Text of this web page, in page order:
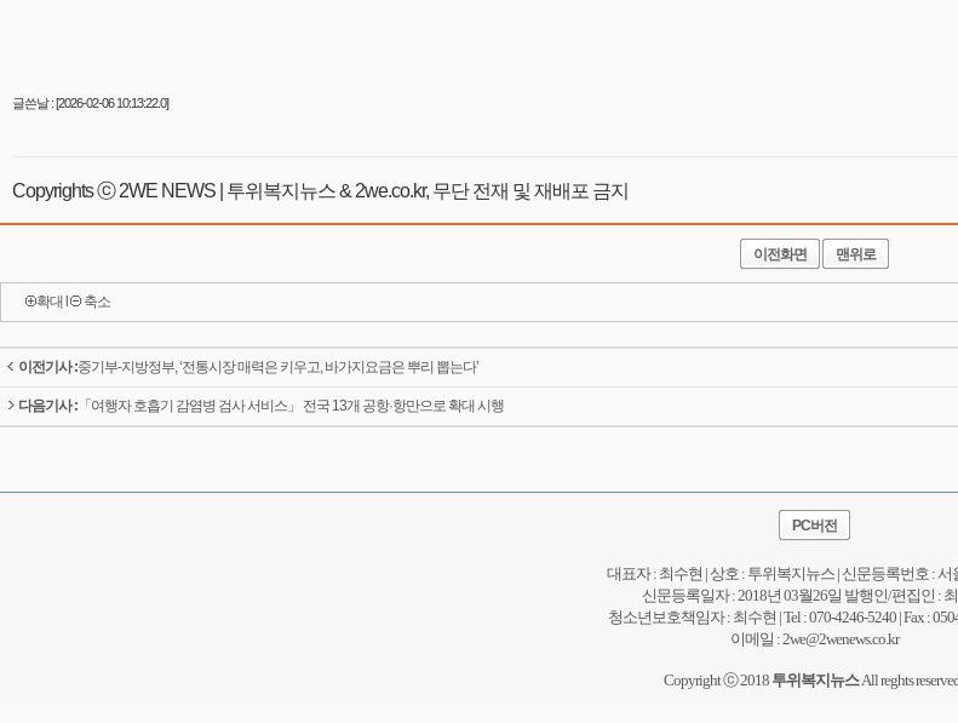
글쓴날 : [2026-02-06 10:13:22.0]
Copyrights ⓒ 2WE NEWS | 투위복지뉴스 & 2we.co.kr, 무단 전재 및 재배포 금지
이전화면 맨위로
확대 축소
이전기사 :중기부-지방정부, ‘전통시장 매력은 키우고, 바가지요금은 뿌리 뽑는다’
다음기사 : 「여행자 호흡기 감염병 검사 서비스」 전국 13개 공항·항만으로 확대 시행
PC버전
대표자 : 최수현 | 상호 : 투위복지뉴스 | 신문등록번호 : 서
신문등록일자 : 2018년 03월26일 발행인/편집인 :
청소년보호책임자 : 최수현 | Tel : 070-4246-5240 | Fax :
이메일 : 2we@2wenews.co.kr
Copyright ⓒ 2018 투위복지뉴스All reghts